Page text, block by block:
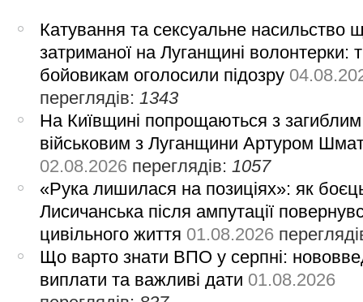
Катування та сексуальне насильство
затриманої на Луганщині волонтерки:
бойовикам оголосили підозру
переглядів: 1343
На Київщині попрощаються з загиблим
військовим з Луганщини Артуром
02.08.2026 переглядів: 1057
«Рука лишилася на позиціях»: як
Лисичанська після ампутації
цивільного життя 01.08.2026
Що варто знати ВПО у серпні:
виплати та важливі дати 01.08.2026